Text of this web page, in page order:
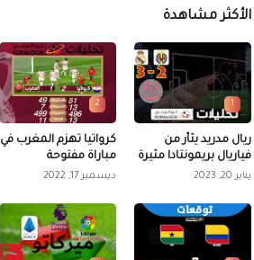
الأكثر مشاهدة
1
ريال مدريد يثأر من
فياريال بريمونتادا مثيرة
يناير 20, 2023
2
كرواتيا تهزم المغرب في
مباراة مفتوحة
ديسمبر 17, 2022